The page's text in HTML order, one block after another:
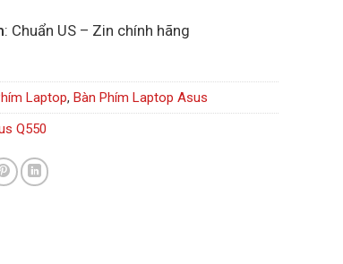
: Chuẩn US – Zin chính hãng
Laptop, Bàn Phím Laptop Asus
Q550